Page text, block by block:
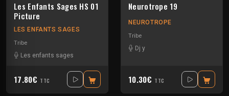
Les Enfants Sages HS 01
Picture
LES ENFANTS SAGES
Tribe
Les enfants sages
17.80€ TTC
Neurotrope 19
NEUROTROPE
Tribe
Dj y
10.30€ TTC